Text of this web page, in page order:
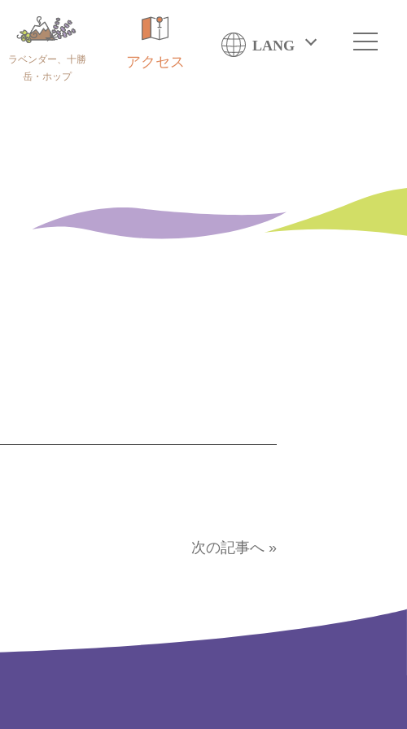
ラベンダー、十勝
岳・ホップ
アクセス
LANG
次の記事へ »